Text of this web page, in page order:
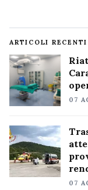
ARTICOLI RECENTI
07
07